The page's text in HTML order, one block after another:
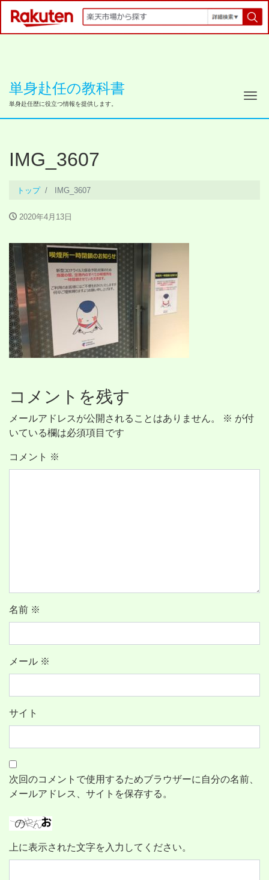
単身赴任の教科書
単身赴任歴に役立つ情報を提供します。 ナ
IMG_3607
トップ IMG_3607
2020年4月13日
コメントを残す
メールアドレスが公開されることはありません。 ※ が付
いている欄は必須項目です
コメント ※
名前 ※
メール ※
サイト
次回のコメントで使用するためブラウザーに自分の名前、
メールアドレス、サイトを保存する。
上に表示された文字を入力してください。